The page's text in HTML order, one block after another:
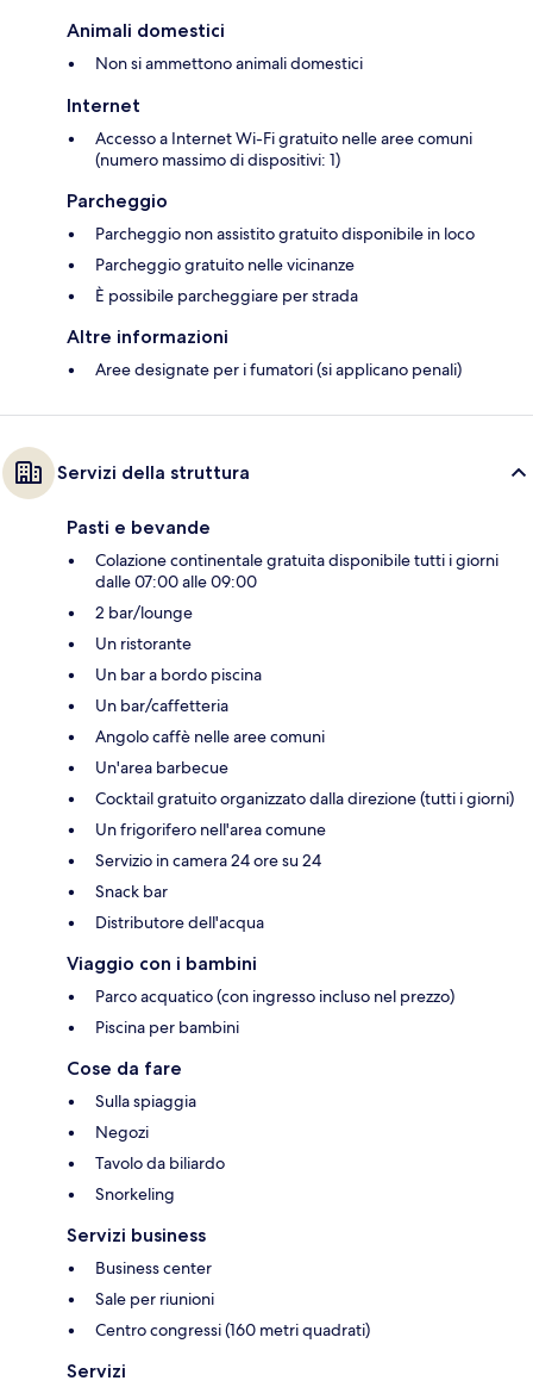
Animali domestici
Non si ammettono animali domestici
Internet
Accesso a Internet Wi-Fi gratuito nelle aree comuni
(numero massimo di dispositivi: 1)
Parcheggio
Parcheggio non assistito gratuito disponibile in loco
Parcheggio gratuito nelle vicinanze
È possibile parcheggiare per strada
Altre informazioni
Aree designate per i fumatori (si applicano penali)
Servizi della struttura
Pasti e bevande
Colazione continentale gratuita disponibile tutti i giorni
dalle 07:00 alle 09:00
2 bar/lounge
Un ristorante
Un bar a bordo piscina
Un bar/caffetteria
Angolo caffè nelle aree comuni
Un'area barbecue
Cocktail gratuito organizzato dalla direzione (tutti i giorni)
Un frigorifero nell'area comune
Servizio in camera 24 ore su 24
Snack bar
Distributore dell'acqua
Viaggio con i bambini
Parco acquatico (con ingresso incluso nel prezzo)
Piscina per bambini
Cose da fare
Sulla spiaggia
Negozi
Tavolo da biliardo
Snorkeling
Servizi business
Business center
Sale per riunioni
Centro congressi (160 metri quadrati)
Servizi